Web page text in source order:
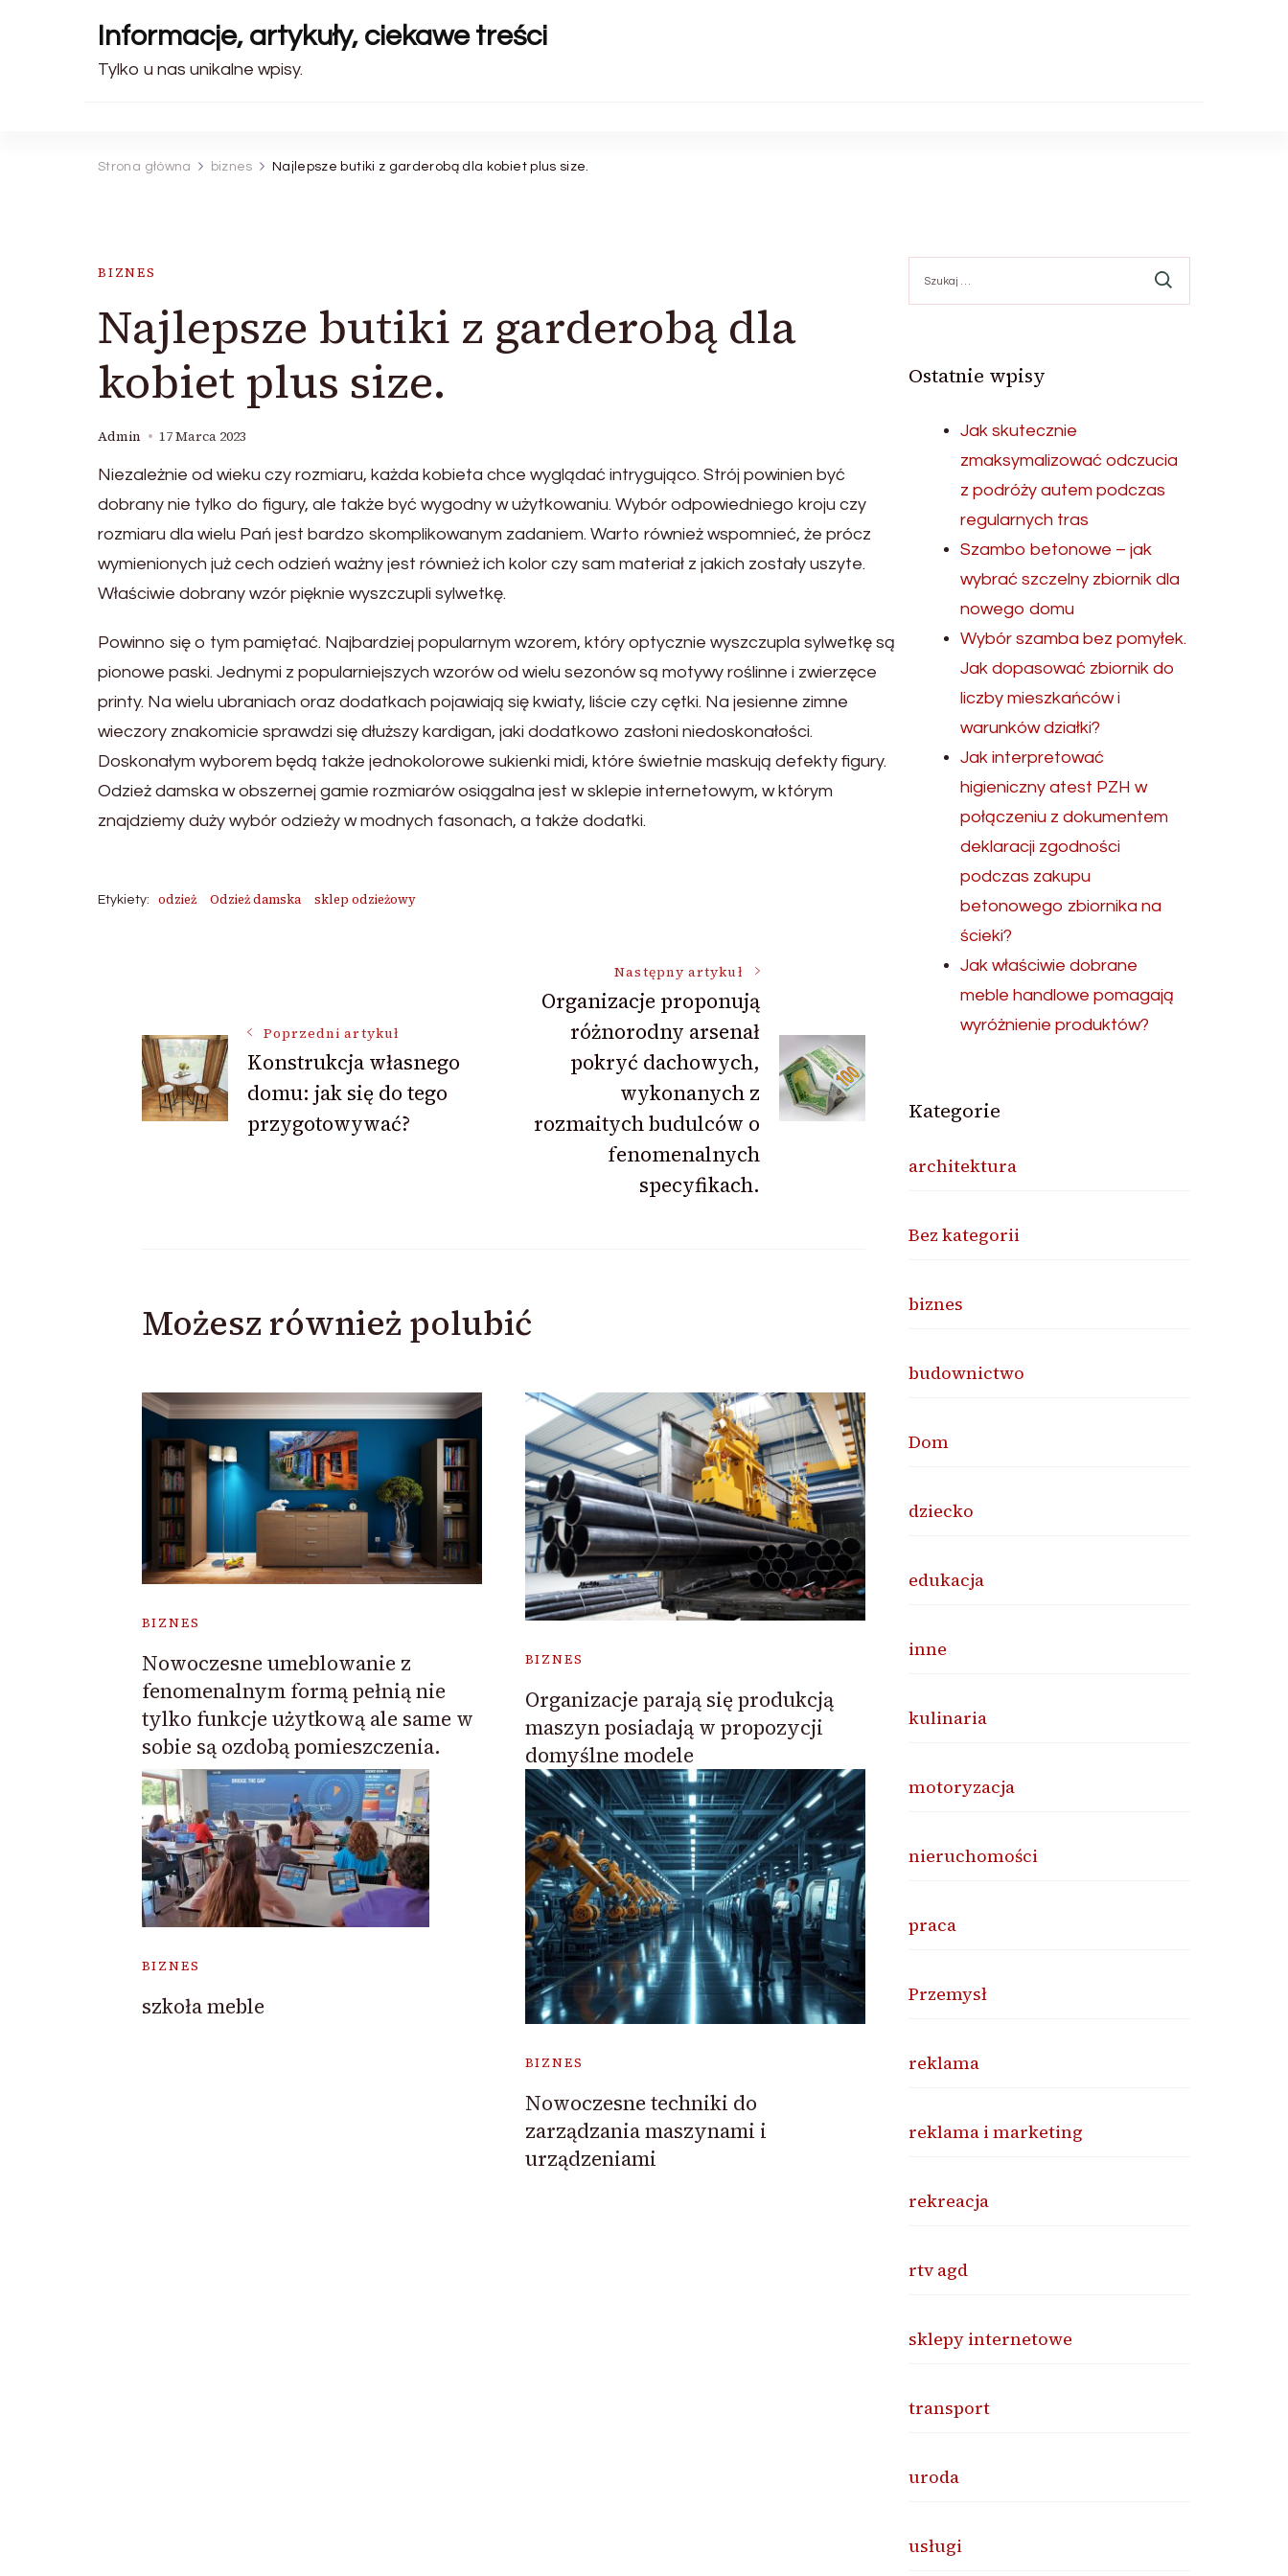
Informacje, artykuły, ciekawe treści
Tylko u nas unikalne wpisy.
Strona główna biznes Najlepsze butiki z garderobą dla kobiet plus size.
BIZNES
Najlepsze butiki z garderobą dla
kobiet plus size.
Admin 17 Marca 2023
Niezależnie od wieku czy rozmiaru, każda kobieta chce wyglądać intrygująco. Strój powinien być
dobrany nie tylko do figury, ale także być wygodny w użytkowaniu. Wybór odpowiedniego kroju czy
rozmiaru dla wielu Pań jest bardzo skomplikowanym zadaniem. Warto również wspomnieć, że prócz
wymienionych już cech odzień ważny jest również ich kolor czy sam materiał z jakich zostały uszyte.
Właściwie dobrany wzór pięknie wyszczupli sylwetkę.
Powinno się o tym pamiętać. Najbardziej popularnym wzorem, który optycznie wyszczupla sylwetkę są
pionowe paski. Jednymi z popularniejszych wzorów od wielu sezonów są motywy roślinne i zwierzęce
printy. Na wielu ubraniach oraz dodatkach pojawiają się kwiaty, liście czy cętki. Na jesienne zimne
wieczory znakomicie sprawdzi się dłuższy kardigan, jaki dodatkowo zasłoni niedoskonałości.
Doskonałym wyborem będą także jednokolorowe sukienki midi, które świetnie maskują defekty figury.
Odzież damska w obszernej gamie rozmiarów osiągalna jest w sklepie internetowym, w którym
znajdziemy duży wybór odzieży w modnych fasonach, a także dodatki.
Etykiety: odzież Odzież damska sklep odzieżowy
wpisu
Poprzedni artykuł
Konstrukcja własnego
domu: jak się do tego
przygotowywać?
Następny artykuł
Organizacje proponują
różnorodny arsenał
pokryć dachowych,
wykonanych z
rozmaitych budulców o
fenomenalnych
specyfikach.
Możesz również polubić
BIZNES
Nowoczesne umeblowanie z
fenomenalnym formą pełnią nie
tylko funkcje użytkową ale same w
sobie są ozdobą pomieszczenia.
BIZNES
Organizacje parają się produkcją
maszyn posiadają w propozycji
domyślne modele
BIZNES
szkoła meble
BIZNES
Nowoczesne techniki do
zarządzania maszynami i
urządzeniami
Ostatnie wpisy
Jak skutecznie
zmaksymalizować odczucia
z podróży autem podczas
regularnych tras
Szambo betonowe – jak
wybrać szczelny zbiornik dla
nowego domu
Wybór szamba bez pomyłek.
Jak dopasować zbiornik do
liczby mieszkańców i
warunków działki?
Jak interpretować
higieniczny atest PZH w
połączeniu z dokumentem
deklaracji zgodności
podczas zakupu
betonowego zbiornika na
ścieki?
Jak właściwie dobrane
meble handlowe pomagają
wyróżnienie produktów?
Kategorie
architektura
Bez kategorii
biznes
budownictwo
Dom
dziecko
edukacja
inne
kulinaria
motoryzacja
nieruchomości
praca
Przemysł
reklama
reklama i marketing
rekreacja
rtv agd
sklepy internetowe
transport
uroda
usługi